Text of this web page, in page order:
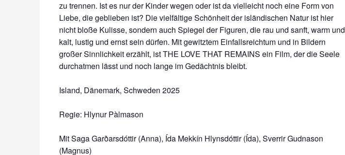
zu trennen. Ist es nur der Kinder wegen oder ist da vielleicht noch eine Form von
Liebe, die geblieben ist? Die vielfältige Schönheit der isländischen Natur ist hier
nicht bloße Kulisse, sondern auch Spiegel der Figuren, die rau und sanft, warm und
kalt, lustig und ernst sein dürfen. Mit gewitztem Einfallsreichtum und in Bildern
großer Sinnlichkeit erzählt, ist THE LOVE THAT REMAINS ein Film, der die Seele
durchatmen lässt und noch lange im Gedächtnis bleibt.
Island, Dänemark, Schweden 2025
Regie: Hlynur Pàlmason
Mit Saga Garðarsdóttir (Anna), Ída Mekkín Hlynsdóttir (Ída), Sverrir Gudnason